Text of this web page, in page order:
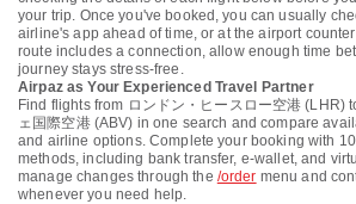
your trip. Once you've booked, you can usually
airline's app ahead of time, or at the airport
route includes a connection, allow enough time
journey stays stress-free.
Airpaz as Your Experienced Travel Partner
Find flights from ロンドン・ヒースロー空港 (LHR)
ェ国際空港 (ABV) in one search and compare
and airline options. Complete your booking with
methods, including bank transfer, e-wallet, and
manage changes through the /order menu and
whenever you need help.